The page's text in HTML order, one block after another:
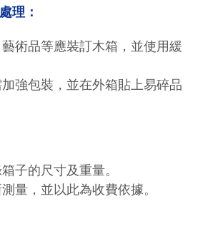
理：
術品等應裝訂木箱，並使用緩
強包裝，並在外箱貼上易碎品
子的尺寸及重量。
量，並以此為收費依據。